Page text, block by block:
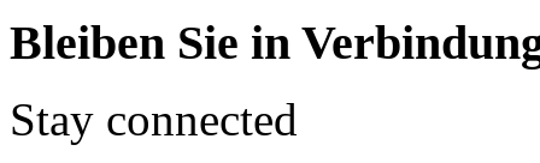
Bleiben Sie in
Stay connected